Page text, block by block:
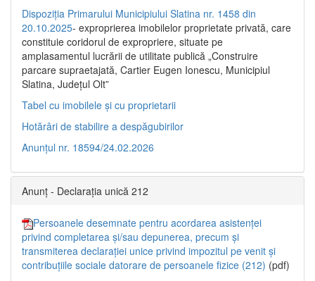
Dispoziția Primarului Municipiului Slatina nr. 1458 din
20.10.2025- exproprierea imobilelor proprietate privată, care
constituie coridorul de expropriere, situate pe
amplasamentul lucrării de utilitate publică „Construire
parcare supraetajată, Cartier Eugen Ionescu, Municipiul
Slatina, Județul Olt”
Tabel cu imobilele și cu proprietarii
Hotărâri de stabilire a despăgubirilor
Anunțul nr. 18594/24.02.2026
Anunț - Declarația unică 212
Persoanele desemnate pentru acordarea asistenței
privind completarea și/sau depunerea, precum și
transmiterea declarației unice privind impozitul pe venit și
contribuțiile sociale datorare de persoanele fizice (212) (pdf)